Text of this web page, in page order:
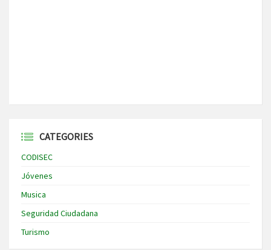
CATEGORIES
CODISEC
Jóvenes
Musica
Seguridad Ciudadana
Turismo